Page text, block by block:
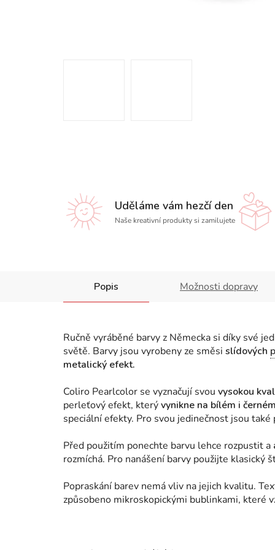
Uděláme vám hezčí den
Naše kreativní produkty si zamilujete
Popis Možnosti dopravy
Ručně vyráběné barvy z Německa si díky své
světě. Barvy jsou vyrobeny ze směsi slídových
metalický efekt.
Coliro Pearlcolor se vyznačují svou vysokou
perleťový efekt, kterývynikne na bílém i černém
speciální efekty. Pro svou jedinečnost jsou
Před použitím ponechte barvu lehce rozpustit a
rozmíchá. Pro nanášení barvy použijte klasický
Popraskání barev nemá vliv na jejich kvalitu.
způsobeno mikroskopickými bublinkami, které